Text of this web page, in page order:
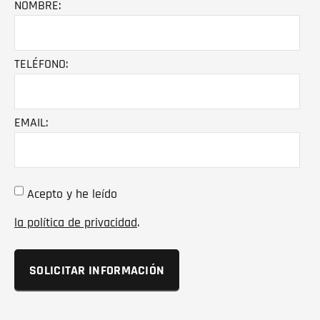
NOMBRE:
TELÉFONO:
EMAIL:
Acepto y he leído
la política de privacidad.